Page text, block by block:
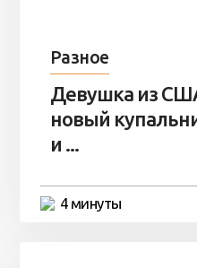
Разное
Девушка из
новый
и ...
4 минуты